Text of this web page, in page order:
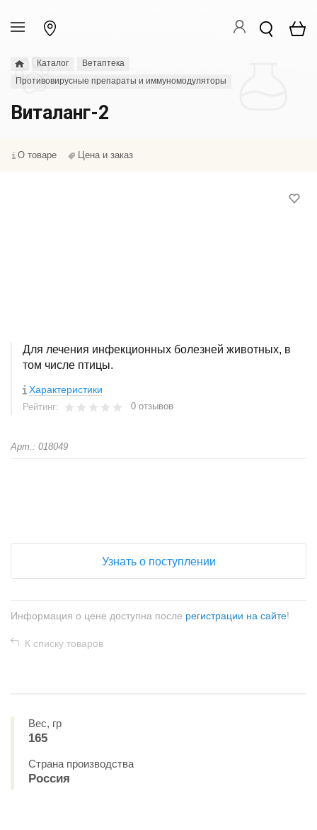
Каталог
Ветаптека
Противовирусные препараты и иммуномодуляторы
Виталанг-2
О товаре Цена и заказ
Для лечения инфекционных болезней животных, в
том числе птицы.
Характеристики
Рейтинг: 0 отзывов
Арт.: 018049
Узнать о поступлении
Информация о цене доступна после регистрации на сайте!
К списку товаров
Вес, гр
165
Страна производства
Россия